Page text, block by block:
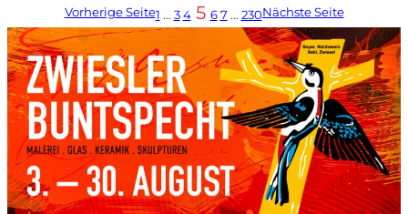
Vorherige Seite1 … 3 4 5 6 7 … 230Nächste Seite